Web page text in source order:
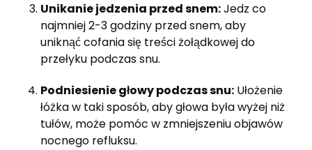
Unikanie jedzenia przed snem:Jedz co
najmniej 2-3 godziny przed snem, aby
uniknąć cofania się treści żołądkowej do
przełyku podczas snu.
Podniesienie głowy podczas snu: Ułożenie
łóżka w taki sposób, aby głowa była wyżej niż
tułów, może pomóc w zmniejszeniu objawów
nocnego refluksu.